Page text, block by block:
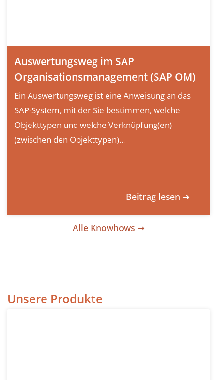
Auswertungsweg im SAP
Organisationsmanagement (SAP OM)
Ein Auswertungsweg ist eine Anweisung an das
SAP-System, mit der Sie bestimmen, welche
Objekttypen und welche Verknüpfung(en)
(zwischen den Objekttypen)...
Beitrag lesen ➔
Alle Knowhows ➞
Unsere Produkte